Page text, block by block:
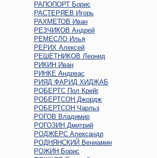
РАПОПОРТ Борис
РАСТЕРЯЕВ Игорь
РАХМЕТОВ Иван
РЕЗЧИКОВ Андрей
РЕМЕСЛО Илья
РЕРИХ Алексей
РЕШЕТНИКОВ Леонид
РИКИН Иван
РИНКЕ Андреас
РИЯД ФАРИД ХИДЖАБ
РОБЕРТС Пол Крейг
РОБЕРТСОН Джордж
РОБЕРТСОН Чарльз
РОГОВ Владимир
РОГОЗИН Дмитрий
РОДЖЕРС Александр
РОДНЯНСКИЙ Вениамин
РОЖИН Борис